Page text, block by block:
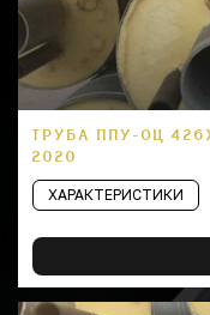
ТРУБА ППУ-ОЦ
2020
ХАРАКТЕРИСТИКИ